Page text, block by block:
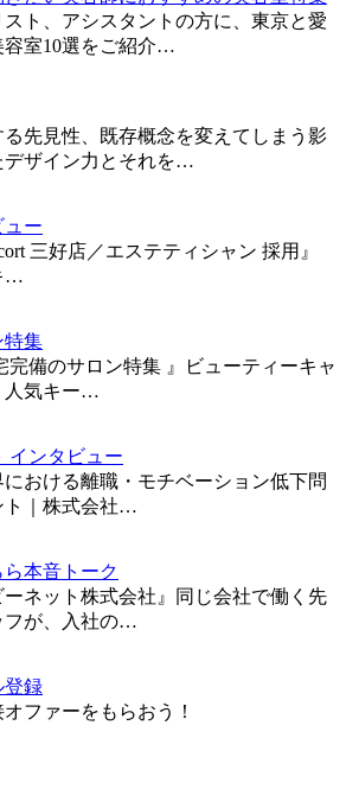
ト、アシスタントの方に、東京と愛
容室10選をご紹介…
先見性、既存概念を変えてしまう影
デザイン力とそれを…
ュー
三好店／エステティシャン 採用』
…
特集
完備のサロン特集 』ビューティーキャ
人気キー…
インタビュー
おける離職・モチベーション低下問
ト｜株式会社…
本音トーク
ーネット株式会社』同じ会社で働く先
フが、入社の…
登録
ファーをもらおう！